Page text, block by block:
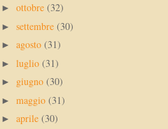
► ottobre (32)
► settembre (30)
► agosto (31)
► luglio (31)
► giugno (30)
► maggio (31)
► aprile (30)